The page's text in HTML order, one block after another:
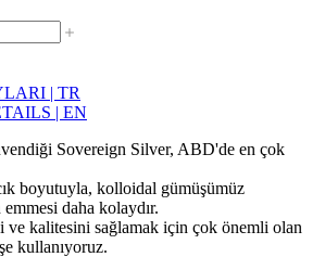
| TR
| EN
Sovereign Silver, ABD'de en çok
boyutuyla, kolloidal gümüşümüz
daha kolaydır.
ve kalitesini sağlamak için çok önemli olan
kullanıyoruz.